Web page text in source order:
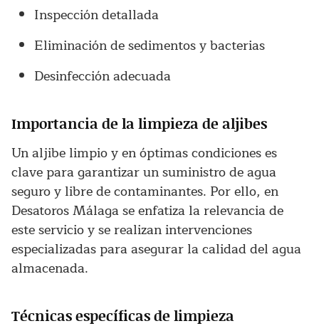
Inspección detallada
Eliminación de sedimentos y bacterias
Desinfección adecuada
Importancia de la limpieza de aljibes
Un aljibe limpio y en óptimas condiciones es
clave para garantizar un suministro de agua
seguro y libre de contaminantes. Por ello, en
Desatoros Málaga se enfatiza la relevancia de
este servicio y se realizan intervenciones
especializadas para asegurar la calidad del agua
almacenada.
Técnicas específicas de limpieza